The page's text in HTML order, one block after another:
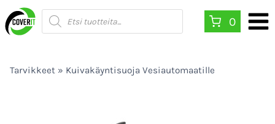
Siirry
sisältöön
Products
search
0
Tarvikkeet » Kuivakäyntisuoja Vesiautomaatille